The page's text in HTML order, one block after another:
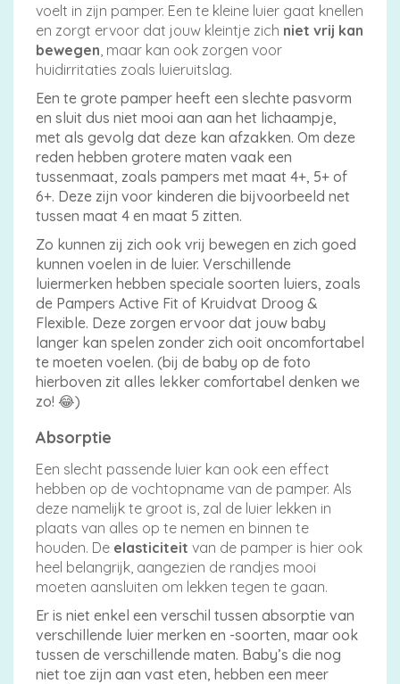
voelt in zijn pamper. Een te kleine luier gaat knellen
en zorgt ervoor dat jouw kleintje zich niet vrij kan
bewegen, maar kan ook zorgen voor
huidirritaties zoals luieruitslag.
Een te grote pamper heeft een slechte pasvorm
en sluit dus niet mooi aan aan het lichaampje,
met als gevolg dat deze kan afzakken. Om deze
reden hebben grotere maten vaak een
tussenmaat, zoals pampers met maat 4+, 5+ of
6+. Deze zijn voor kinderen die bijvoorbeeld net
tussen maat 4 en maat 5 zitten.
Zo kunnen zij zich ook vrij bewegen en zich goed
kunnen voelen in de luier. Verschillende
luiermerken hebben speciale soorten luiers, zoals
de Pampers Active Fit of Kruidvat Droog &
Flexible. Deze zorgen ervoor dat jouw baby
langer kan spelen zonder zich ooit oncomfortabel
te moeten voelen. (bij de baby op de foto
hierboven zit alles lekker comfortabel denken we
zo! 😂)
Absorptie
Een slecht passende luier kan ook een effect
hebben op de vochtopname van de pamper. Als
deze namelijk te groot is, zal de luier lekken in
plaats van alles op te nemen en binnen te
houden. De elasticiteit van de pamper is hier ook
heel belangrijk, aangezien de randjes mooi
moeten aansluiten om lekken tegen te gaan.
Er is niet enkel een verschil tussen absorptie van
verschillende luier merken en -soorten, maar ook
tussen de verschillende maten. Baby’s die nog
niet toe zijn aan vast eten, hebben een meer